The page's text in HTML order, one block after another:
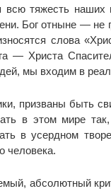
тяжесть
Бог отныне — не
слова
— Христа
мы входим в
призваны быть
в этом мире
в усердном
человека.
абсолютный